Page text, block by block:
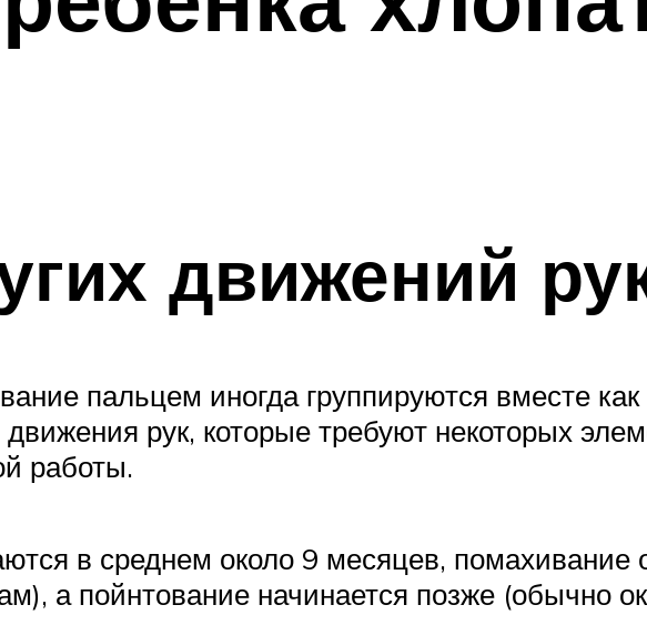
движений
пальцем иногда группируются вместе
рук, которые требуют некоторых
работы.
в среднем около 9 месяцев, помахивание
а пойнтование начинается позже (обычно